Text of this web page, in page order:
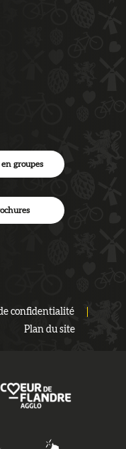
confidentialité
Plan du site
groupes